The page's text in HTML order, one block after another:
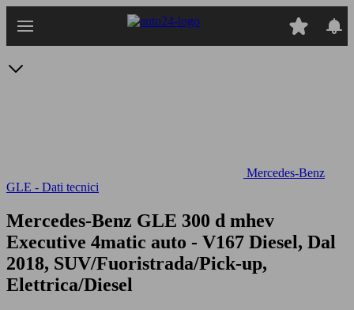
Mercedes-Benz
GLE - Dati tecnici
Mercedes-Benz GLE 300 d mhev
Executive 4matic auto - V167 Diesel, Dal
2018, SUV/Fuoristrada/Pick-up,
Elettrica/Diesel